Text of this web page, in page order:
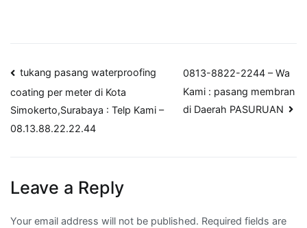
Post
navigation
tukang pasang waterproofing
coating per meter ​di Kota
Simokerto,Surabaya ​: Telp Kami –
08.13.88.22.22.44
0813-8822-2244 – Wa
Kami : pasang membran
di Daerah PASURUAN
Leave a Reply
Your email address will not be published. Required fields are